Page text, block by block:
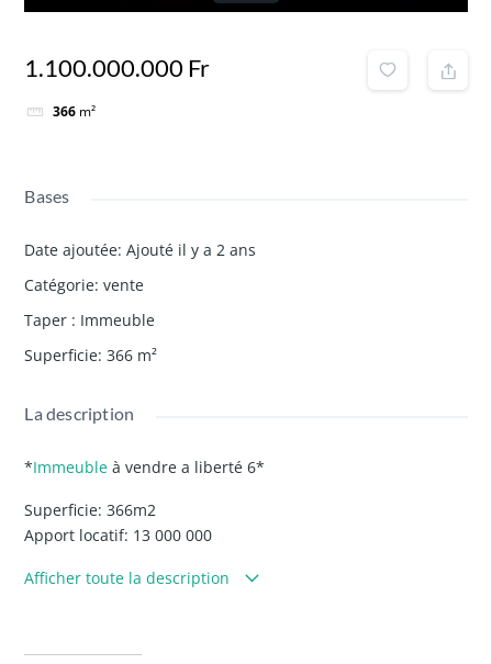
1.100.000.000 Fr
366 m²
Bases
Date ajoutée: Ajouté il y a 2 ans
Catégorie: vente
Taper : Immeuble
Superficie: 366 m²
La description
*Immeuble à vendre a liberté 6*
Superficie: 366m2
Apport locatif: 13 000 000
Afficher toute la description